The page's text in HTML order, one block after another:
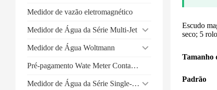
Medidor de vazão eletromagnético
Medidor de Água da Série Multi-Jet
Medidor de Água Woltmann
Pré-pagamento Wate Meter Contact-type
Medidor de Água da Série Single-Jet
Escudo
seco; 5
Tamanho
Padrão